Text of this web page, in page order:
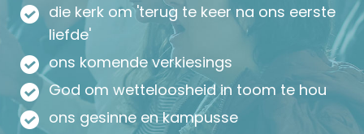
die kerk om 'terug te keer na ons eerste
liefde'
ons komende verkiesings
God om wetteloosheid in toom te hou
ons gesinne en kampusse